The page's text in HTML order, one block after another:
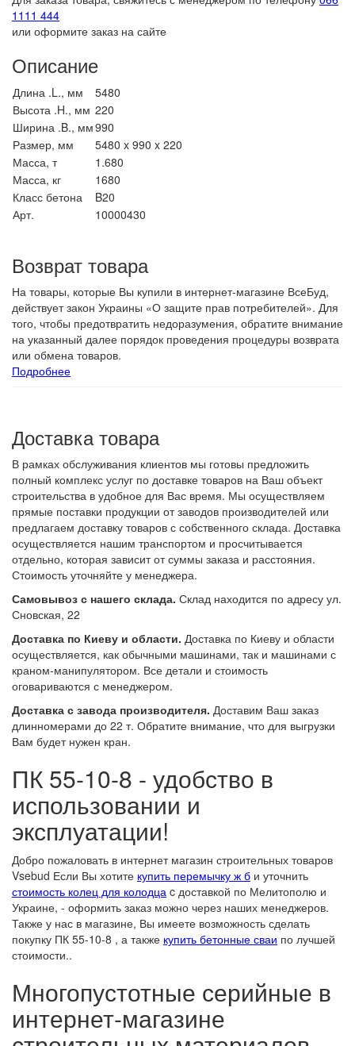
1111 444
или оформите заказ на сайте
Описание
Длина .L., мм
5480
Высота .H., мм 220
Ширина .B., мм990
Размер, мм
5480 x 990 x 220
Масса, т
1.680
Масса, кг
1680
Класс бетона
B20
Арт.
10000430
Возврат товара
На товары, которые Вы купили в интернет-магазине ВсеБуд,
действует закон Украины «О защите прав потребителей». Для
того, чтобы предотвратить недоразумения, обратите внимание
на указанный далее порядок проведения процедуры возврата
или обмена товаров.
Подробнее
Доставка товара
В рамках обслуживания клиентов мы готовы предложить
полный комплекс услуг по доставке товаров на Ваш объект
строительства в удобное для Вас время. Мы осуществляем
прямые поставки продукции от заводов производителей или
предлагаем доставку товаров с собственного склада. Доставка
осуществляется нашим транспортом и просчитывается
отдельно, которая зависит от суммы заказа и расстояния.
Стоимость уточняйте у менеджера.
Самовывоз с нашего склада. Склад находится по адресу ул.
Сновская, 22
Доставка по Киеву и области. Доставка по Киеву и области
осуществляется, как обычными машинами, так и машинами с
краном-манипулятором. Все детали и стоимость
оговариваются с менеджером.
Доставка с завода производителя. Доставим Ваш заказ
длинномерами до 22 т. Обратите внимание, что для выгрузки
Вам будет нужен кран.
ПК 55-10-8 - удобство в
использовании и
эксплуатации!
Добро пожаловать в интернет магазин строительных товаров
Vsebud Если Вы хотите купить перемычку ж б и уточнить
стоимость колец для колодца c доставкой по Мелитополю и
Украине, - оформить заказ можно через наших менеджеров.
Также у нас в магазине, Вы имеете возможность сделать
покупку ПК 55-10-8 , а также купить бетонные сваи по лучшей
стоимости..
Многопустотные серийные в
интернет-магазине